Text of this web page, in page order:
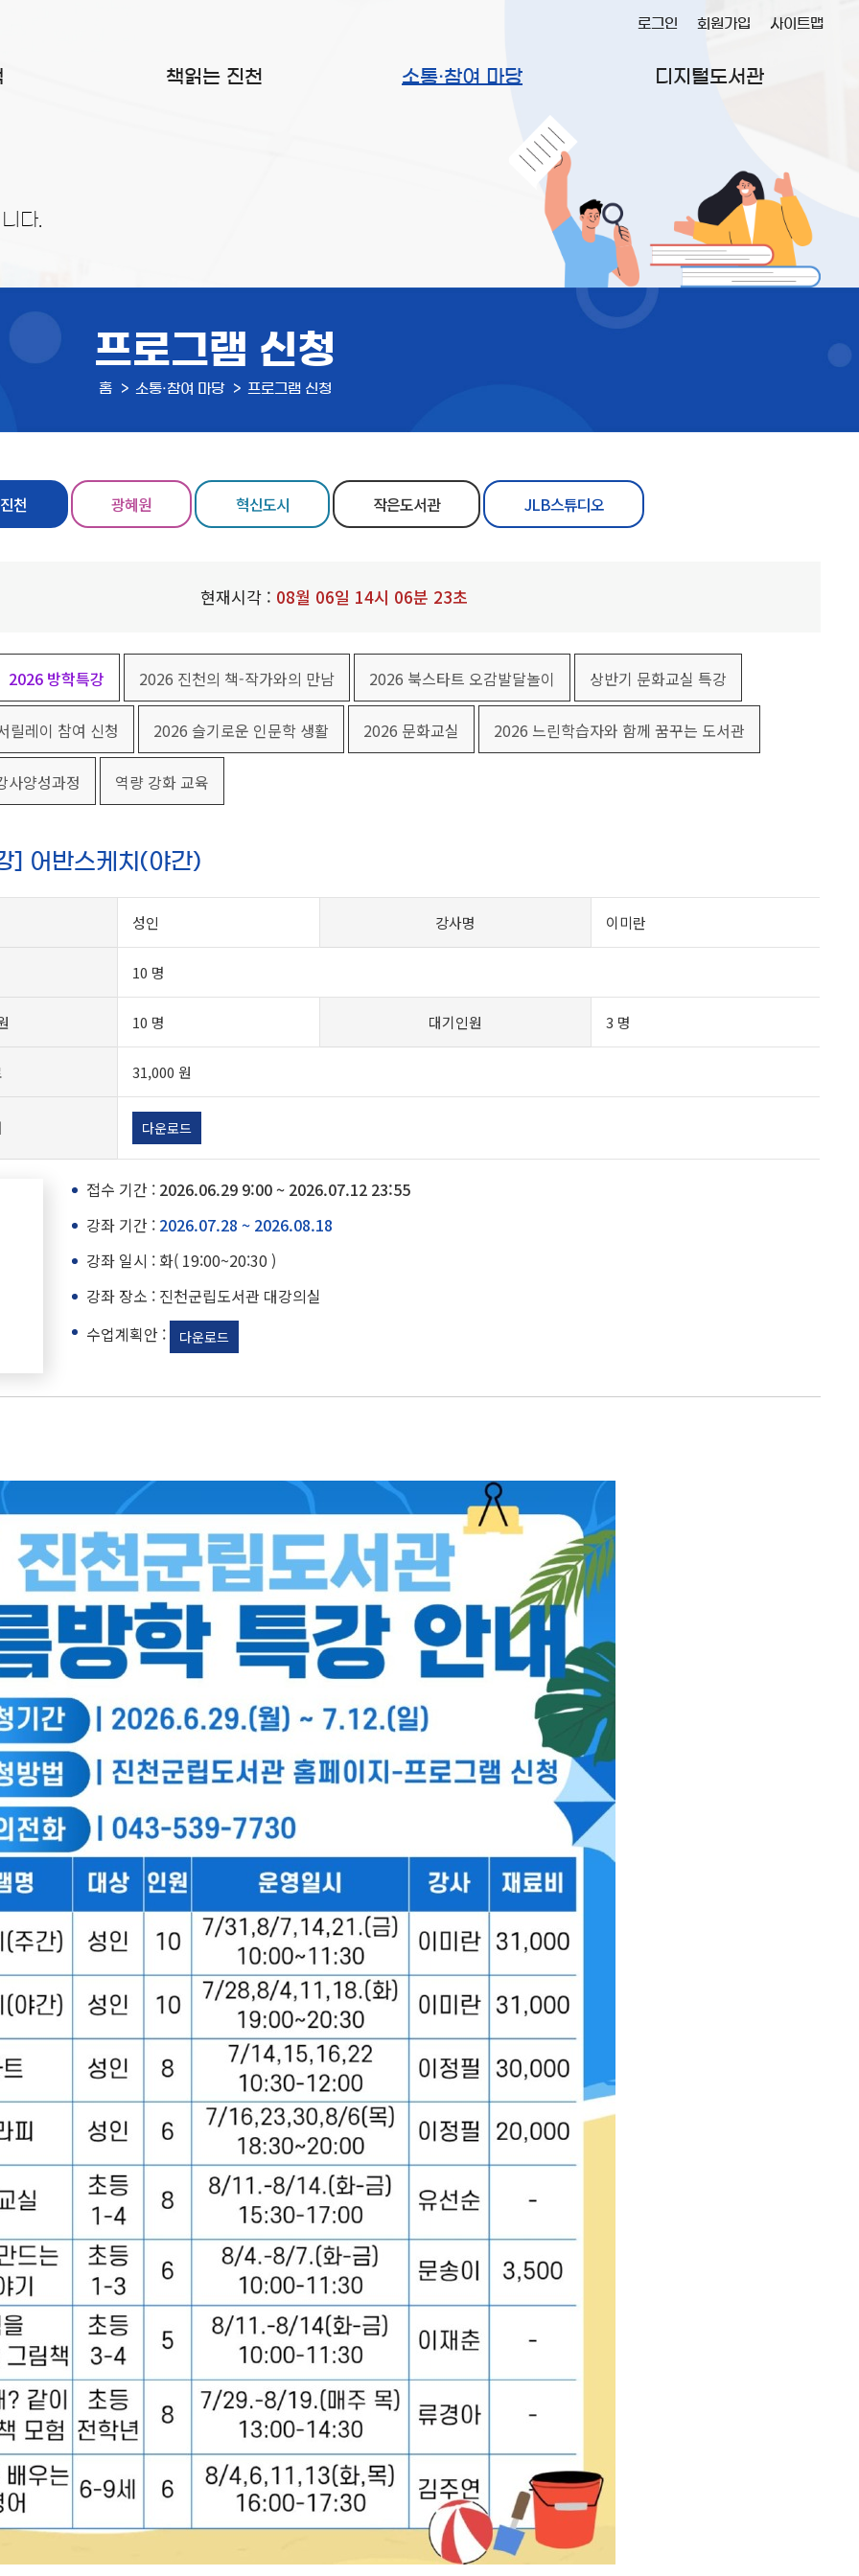
책읽는 진천 소통·참여 마당 디지털도서관
로그인 회원가입 사이트맵
다.
프로그램 신청
홈 소통·참여 마당 프로그램 신청
진천 광혜원 혁신도시 작은도서관 JLB스튜디오
현재시각 : 08월 06일 14시 06분 24초
2026 방학특강 2026 진천의 책-작가와의 만남 2026 북스타트 오감발달놀이 상반기 문화교실 특강
릴레이 참여 신청 2026 슬기로운 인문학 생활 2026 문화교실 2026 느린학습자와 함께 꿈꾸는 도서관
사양성과정 역량 강화 교육
] 어반스케치(야간)
성인 강사명 이미란
10 명
10 명 대기인원 3 명
31,000 원
다운로드
접수 기간 : 2026.06.29 9:00 ~ 2026.07.12 23:55
강좌 기간 : 2026.07.28 ~ 2026.08.18
강좌 일시 : 화( 19:00~20:30 )
강좌 장소 : 진천군립도서관 대강의실
수업계획안 :
다운로드